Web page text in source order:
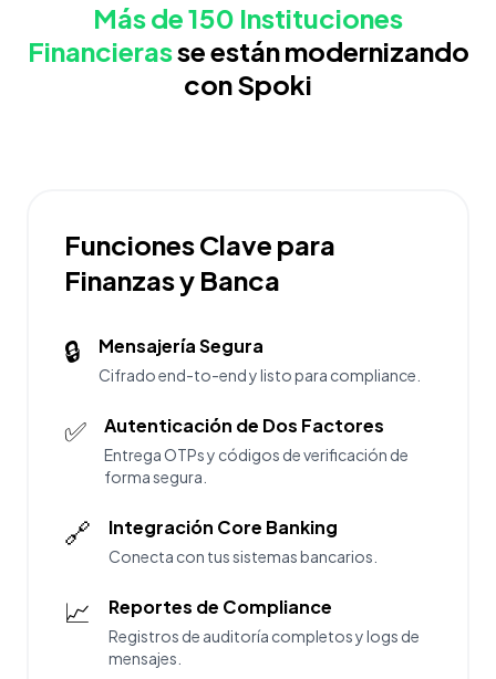
Más de 150 Instituciones
Financierasse están modernizando
con Spoki
Funciones Clave para
Finanzas y Banca
🔒 Mensajería Segura
Cifrado end-to-end y listo para compliance.
✅ Autenticación de Dos Factores
Entrega OTPs y códigos de verificación de
forma segura.
🔗 Integración Core Banking
Conecta con tus sistemas bancarios.
📈 Reportes de Compliance
Registros de auditoría completos y logs de
mensajes.